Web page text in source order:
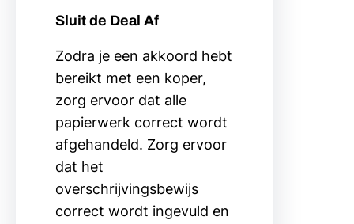
Sluit de Deal Af
Zodra je een akkoord hebt
bereikt met een koper,
zorg ervoor dat alle
papierwerk correct wordt
afgehandeld. Zorg ervoor
dat het
overschrijvingsbewijs
correct wordt ingevuld en